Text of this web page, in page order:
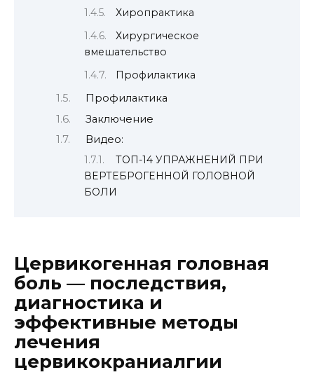
Хиропрактика
Хирургическое
вмешательство
Профилактика
Профилактика
Заключение
Видео:
ТОП-14 УПРАЖНЕНИЙ ПРИ
ВЕРТЕБРОГЕННОЙ ГОЛОВНОЙ
БОЛИ
Цервикогенная головная
боль — последствия,
диагностика и
эффективные методы
лечения
цервикокраниалгии